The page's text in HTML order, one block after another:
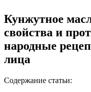
Кунжутное
свойства и
народные
лица
Содержание статьи: